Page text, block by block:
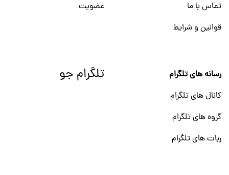
تماس با ما
قوانین و شرایط
عضویت
رسانه های تلگرام
کانال های تلگرام
گروه های تلگرام
ربات های تلگرام
تلگرام جو